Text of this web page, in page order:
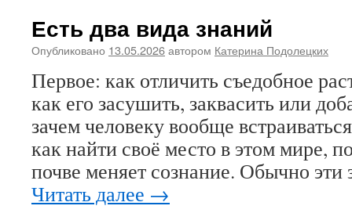
Есть два вида знаний
Опубликовано 13.05.2026автором Катерина Подолецких
Первое: как отличить съедобное
как его засушить, заквасить или
зачем человеку вообще
как найти своё место в этом мире,
почве меняет сознание. Обычно
Читать далее →